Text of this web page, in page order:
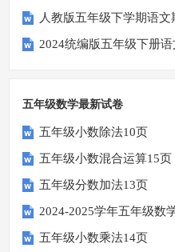
人教版五年级下学期语文
2024统编版五年级下册语
五年级数学最新试卷
五年级小数除法10页
五年级小数混合运算15页
五年级分数加法13页
2024-2025学年五年级数
五年级小数乘法14页